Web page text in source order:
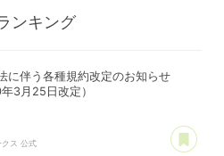
ンキング
に伴う各種規約改定のお知らせ
年3月25日改定）
クス 公式